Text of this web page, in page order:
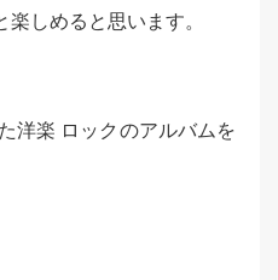
しめると思います。
洋楽 ロックのアルバムを